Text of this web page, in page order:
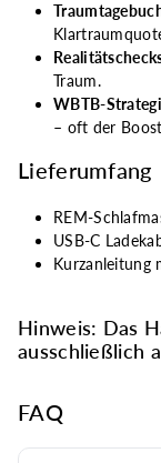
Traum.
WBTB-
– oft der
Lieferumfang
REM-
USB-C
Kurzanleitung
Hinweis: Das
ausschließlich
FAQ